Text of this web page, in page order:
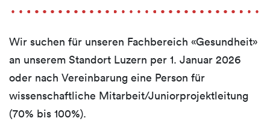
Wir suchen für unseren Fachbereich «Gesundheit»
an unserem Standort Luzern per 1. Januar 2026
oder nach Vereinbarung eine Person für
wissenschaftliche Mitarbeit/Juniorprojektleitung
(70% bis 100%).